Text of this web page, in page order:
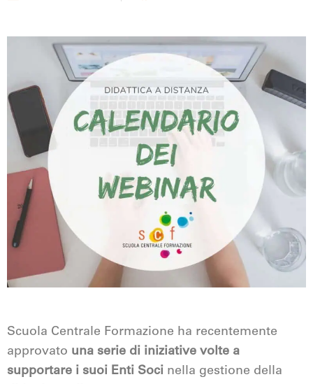
Scuola Centrale Formazione ha recentemente
approvato una serie di iniziative volte a
supportare i suoi Enti Soci nella gestione della